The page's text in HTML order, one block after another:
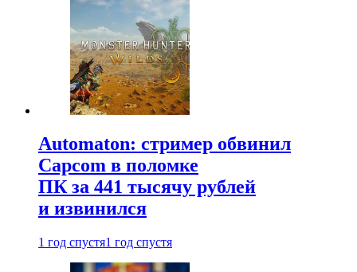
Automaton: стример обвинил
Capcom в поломке
ПК за 441 тысячу рублей
и извинился
1 год спустя1 год спустя